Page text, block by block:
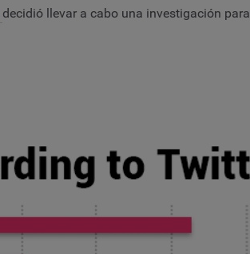
decidió llevar a cabo una investigación para